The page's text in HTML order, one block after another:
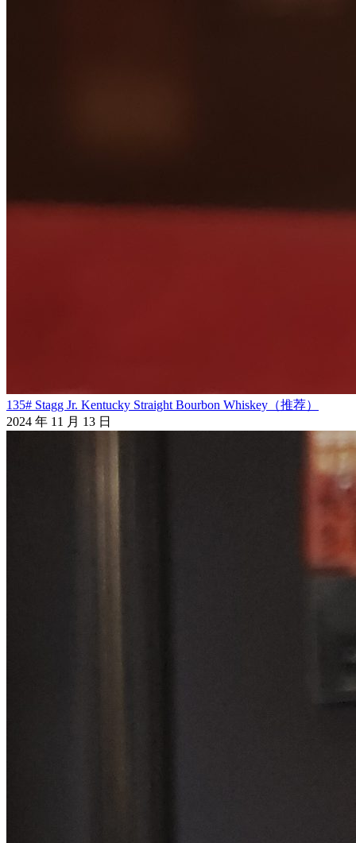
135# Stagg Jr. Kentucky Straight Bourbon Whiskey（推荐）
2024 年 11 月 13 日